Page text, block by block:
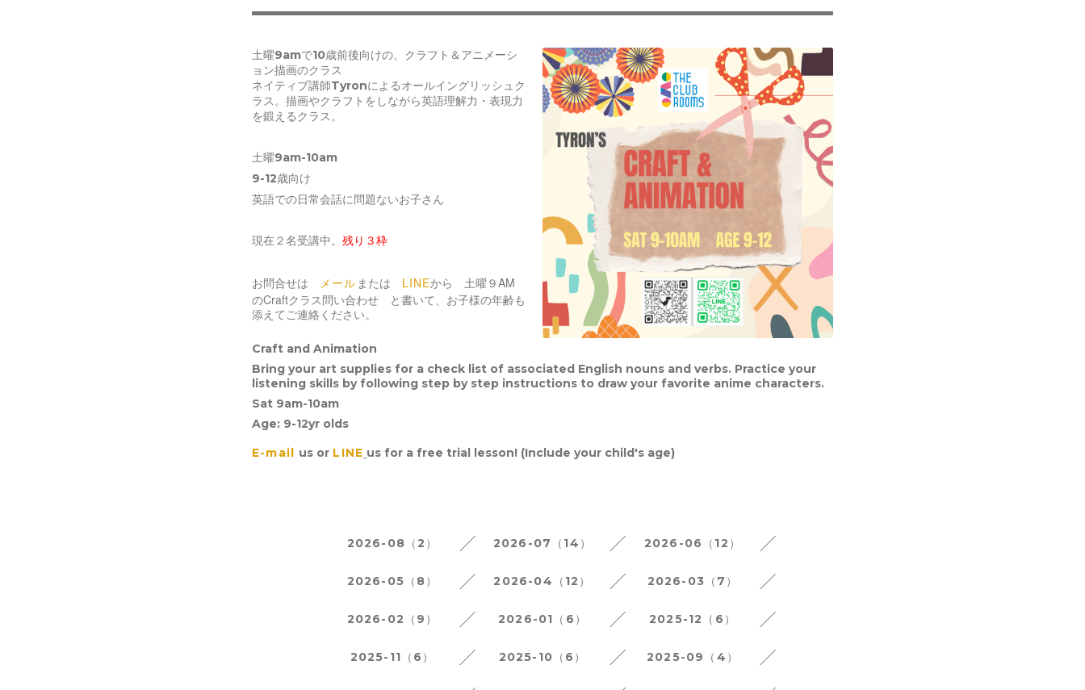
土曜9amで10歳前後向けの、クラフト＆アニメーシ
ョン描画のクラス
ネイティブ講師Tyronによるオールイングリッシュク
ラス。描画やクラフトをしながら英語理解力・表現力
を鍛えるクラス。
土曜9am-10am
9-12歳向け
英語での日常会話に問題ないお子さん
現在２名受講中。 残り３枠
お問合せは メール または LINEから 土曜 ９AM
のCraftクラス問い合わせ
と書いて、お子様の年齢も
添えてご連絡ください。
Craft and Animation
Bring your art supplies for a check list of associated English nouns and verbs. Practice your
listening skills by following step by step instructions to draw your favorite anime characters.
Sat 9am-10am
Age: 9-12yr olds
E-mail us or LINE us for a free trial lesson! (Include your child's age)
2026-08（2） 2026-07（14） 2026-06（12）
2026-05（8） 2026-04（12） 2026-03（7）
2026-02（9） 2026-01（6） 2025-12（6）
2025-11（6） 2025-10（6） 2025-09（4）